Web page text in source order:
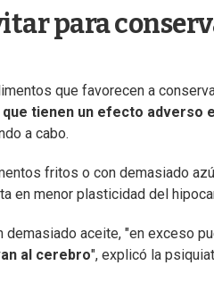
para
que favorecen a
tienen un efecto adverso
a cabo.
fritos o con demasiado
en menor plasticidad del
demasiado aceite, "en exceso
al cerebro", explicó la